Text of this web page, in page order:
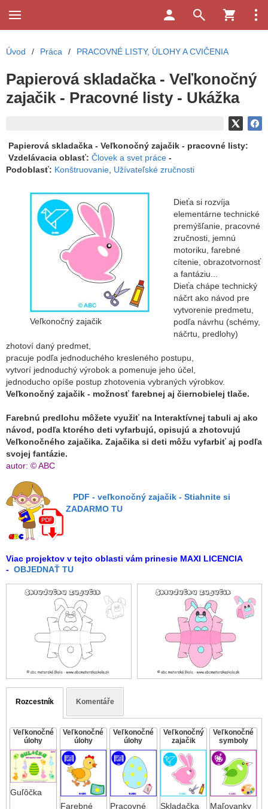
Úvod / Práca / PRACOVNÉ LISTY, ÚLOHY A CVIČENIA
Papierová skladačka - Veľkonočný
zajačik - Pracovné listy - Ukážka
Papierová skladačka - Veľkonočný zajačik - pracovné listy:
Vzdelávacia oblasť: Človek a svet práce -
Podoblasť: Konštruovanie Užívateľské zručnosti
Veľkonočný zajačik
Dieťa si rozvíja
elementárne technické
premýšľanie, pracovné
zručnosti, jemnú
motoriku, farebné
cítenie, obrazotvornosť
a fantáziu...
Dieťa chápe technický
náčrt ako návod pre
vytvorenie predmetu,
podľa návrhu (schémy,
náčrtu, predlohy)
zhotoví daný predmet,
pracuje podľa jednoduchého kresleného postupu,
vytvorí jednoduchý výrobok a pomenuje jeho účel,
jednoducho opíše postup zhotovenia vybraných výrobkov.
Veľkonočný zajačik - možnosť farebnej aj čiernobielej tlače.
Farebnú predlohu môžete využiť na Interaktívnej tabuli aj ako
návod, podľa ktorého deti vyfarbujú, opisujú a zhotovujú
Veľkonočného zajačika. Zajačika si deti môžu vyfarbiť aj podľa
svojej fantázie.
autor: © ABC
PDF - veľkonočný zajačik - Stiahnite si
ZADARMO TU
Viac projektov v tejto oblasti vám prinesie MAXI LICENCIA
- OBJEDNAŤ TU
Rozcestník Komentáře
Veľkonočné
úlohy
Guľôčka
Veľkonočné
úlohy
Farebné
Veľkonočné
úlohy
Pracovné
Veľkonočný
zajačik
Skladačka
Veľkonočné
symboly
Maľovanky